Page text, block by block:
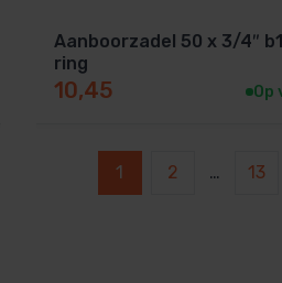
Aanboorzadel 50 x 3/4″
ring
10,45 Op
1 2 … 13